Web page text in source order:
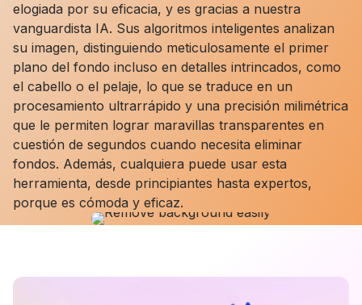
elogiada por su eficacia, y es gracias a nuestra
vanguardista IA. Sus algoritmos inteligentes analizan
su imagen, distinguiendo meticulosamente el primer
plano del fondo incluso en detalles intrincados, como
el cabello o el pelaje, lo que se traduce en un
procesamiento ultrarrápido y una precisión milimétrica
que le permiten lograr maravillas transparentes en
cuestión de segundos cuando necesita eliminar
fondos. Además, cualquiera puede usar esta
herramienta, desde principiantes hasta expertos,
porque es cómoda y eficaz.